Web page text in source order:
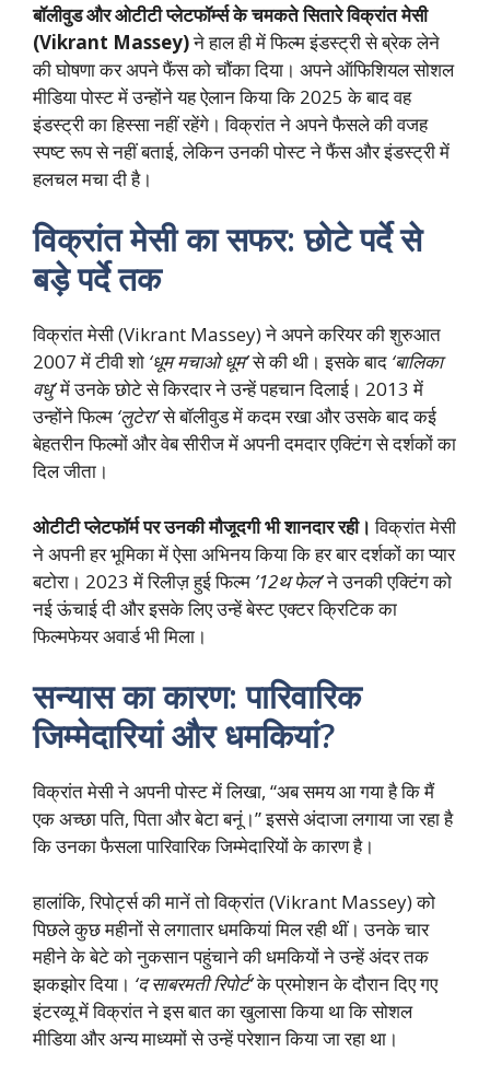
बॉलीवुड और ओटीटी प्लेटफॉर्म्स के चमकते सितारे विक्रांत मेसी
(Vikrant Massey)ने हाल ही में फिल्म इंडस्ट्री से ब्रेक लेने
की घोषणा कर अपने फैंस को चौंका दिया। अपने ऑफिशियल सोशल
मीडिया पोस्ट में उन्होंने यह ऐलान किया कि 2025 के बाद वह
इंडस्ट्री का हिस्सा नहीं रहेंगे। विक्रांत ने अपने फैसले की वजह
स्पष्ट रूप से नहीं बताई, लेकिन उनकी पोस्ट ने फैंस और इंडस्ट्री में
हलचल मचा दी है।
विक्रांत मेसी का सफर: छोटे पर्दे से
बड़े पर्दे तक
विक्रांत मेसी (Vikrant Massey) ने अपने करियर की शुरुआत
2007 में टीवी शो ‘धूम मचाओ धूम’से की थी। इसके बाद ‘बालिका
वधु’में उनके छोटे से किरदार ने उन्हें पहचान दिलाई। 2013 में
उन्होंने फिल्म ‘लुटेरा’से बॉलीवुड में कदम रखा और उसके बाद कई
बेहतरीन फिल्मों और वेब सीरीज में अपनी दमदार एक्टिंग से दर्शकों का
दिल जीता।
ओटीटी प्लेटफॉर्म पर उनकी मौजूदगी भी शानदार रही। विक्रांत मेसी
ने अपनी हर भूमिका में ऐसा अभिनय किया कि हर बार दर्शकों का प्यार
बटोरा। 2023 में रिलीज़ हुई फिल्म ’12थ फेल’ने उनकी एक्टिंग को
नई ऊंचाई दी और इसके लिए उन्हें बेस्ट एक्टर क्रिटिक का
फिल्मफेयर अवार्ड भी मिला।
सन्यास का कारण: पारिवारिक
जिम्मेदारियां और धमकियां?
विक्रांत मेसी ने अपनी पोस्ट में लिखा, “अब समय आ गया है कि मैं
एक अच्छा पति, पिता और बेटा बनूं।” इससे अंदाजा लगाया जा रहा है
कि उनका फैसला पारिवारिक जिम्मेदारियों के कारण है।
हालांकि, रिपोर्ट्स की मानें तो विक्रांत (Vikrant Massey) को
पिछले कुछ महीनों से लगातार धमकियां मिल रही थीं। उनके चार
महीने के बेटे को नुकसान पहुंचाने की धमकियों ने उन्हें अंदर तक
झकझोर दिया। ‘द साबरमती रिपोर्ट’के प्रमोशन के दौरान दिए गए
इंटरव्यू में विक्रांत ने इस बात का खुलासा किया था कि सोशल
मीडिया और अन्य माध्यमों से उन्हें परेशान किया जा रहा था।